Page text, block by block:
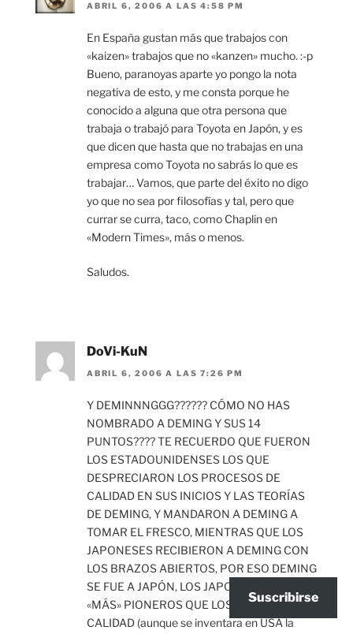
ABRIL 6, 2006 A LAS 4:58 PM
En España gustan más que trabajos con
«kaizen» trabajos que no «kanzen» mucho. :-p
Bueno, paranoyas aparte yo pongo la nota
negativa de esto, y me consta porque he
conocido a alguna que otra persona que
trabaja o trabajó para Toyota en Japón, y es
que dicen que hasta que no trabajas en una
empresa como Toyota no sabrás lo que es
trabajar… Vamos, que parte del éxito no digo
yo que no sea por filosofías y tal, pero que
currar se curra, taco, como Chaplin en
«Modern Times», más o menos.
Saludos.
DoVi-KuN
ABRIL 6, 2006 A LAS 7:26 PM
Y DEMINNNGGG?????? CÓMO NO HAS
NOMBRADO A DEMING Y SUS 14
PUNTOS???? TE RECUERDO QUE FUERON
LOS ESTADOUNIDENSES LOS QUE
DESPRECIARON LOS PROCESOS DE
CALIDAD EN SUS INICIOS Y LAS TEORÍAS
DE DEMING, Y MANDARON A DEMING A
TOMAR EL FRESCO, MIENTRAS QUE LOS
JAPONESES RECIBIERON A DEMING CON
LOS BRAZOS ABIERTOS, POR ESO DEMING
SE FUE A JAPÓN, LOS JAPOS FUERON
«MÁS» PIONEROS QUE LOS USA EN LA
CALIDAD (aunque se inventara en USA la
Suscribirse